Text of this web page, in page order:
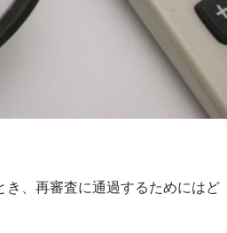
、再審査に通過するためにはど